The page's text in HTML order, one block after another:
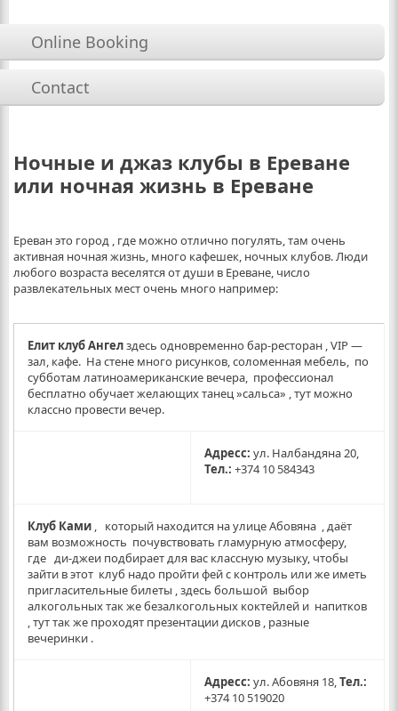
Online Booking
Contact
Ночные и джаз клубы в Ереване
или ночная жизнь в Ереване
Ереван это город , где можно отлично погулять, там очень
активная ночная жизнь, много кафешек, ночных клубов. Люди
любого возраста веселятся от души в Ереване, число
развлекательных мест очень много например:
Елит клуб Ангелздесь одновременно бар-ресторан , VIP —
зал, кафе. На стене много рисунков, соломенная мебель, по
субботам латиноамериканские вечера, профессионал
бесплатно обучает желающих танец »сальса» , тут можно
классно провести вечер.
Адресс: ул. Налбандяна 20,
Тел.: +374 10 584343
Клуб Ками, который находится на улице Абовяна , даёт
вам возможность почувствовать гламурную атмосферу,
где ди-джеи подбирает для вас классную музыку, чтобы
зайти в этот клуб надо пройти фей с контроль или же иметь
пригласительные билеты , здесь большой выбор
алкогольных так же безалкогольных коктейлей и напитков
, тут так же проходят презентации дисков , разные
вечеринки .
Адресс: ул. Абовяня 18,Тел.:
+374 10 519020